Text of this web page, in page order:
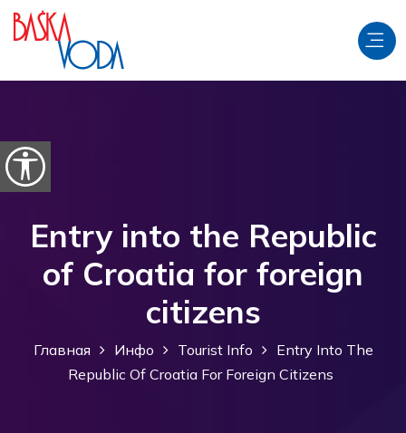
перейти к содержанию
Откройте параметры доступности
Entry into the Republic
of Croatia for foreign
citizens
Главная Инфо Tourist Info
Entry Into The
Republic Of Croatia For Foreign Citizens